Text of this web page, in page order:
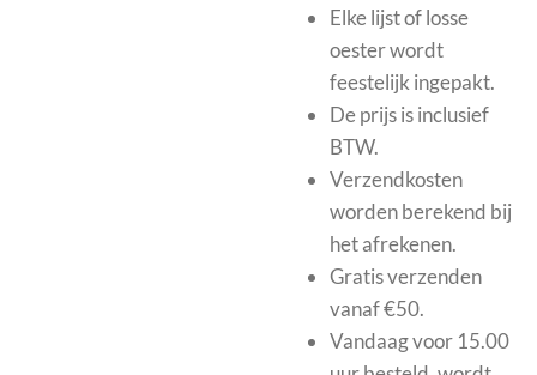
Elke lijst of losse
oester wordt
feestelijk ingepakt.
De prijs is inclusief
BTW.
Verzendkosten
worden berekend bij
het afrekenen.
Gratis verzenden
vanaf €50.
Vandaag voor 15.00